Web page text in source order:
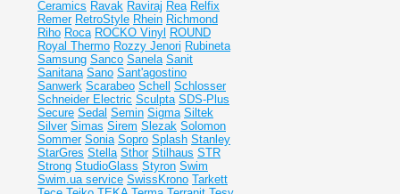
Ceramics Ravak Raviraj Rea Relfix
Remer RetroStyle Rhein Richmond
Riho Roca ROCKO Vinyl ROUND
Royal Thermo Rozzy Jenori Rubineta
Samsung Sanco Sanela Sanit
Sanitana Sano Sant'agostino
Sanwerk Scarabeo Schell
Schlosser
Schneider Electric Sculpta SDS-Plus
Secure Sedal Semin Sigma Siltek
Silver Simas Sirem Slezak Solomon
Sommer Sonia Sopro Splash Stanley
StarGres Stella Sthor Stilhaus STR
Strong StudioGlass Styron Swim
Swim.ua service SwissKrono Tarkett